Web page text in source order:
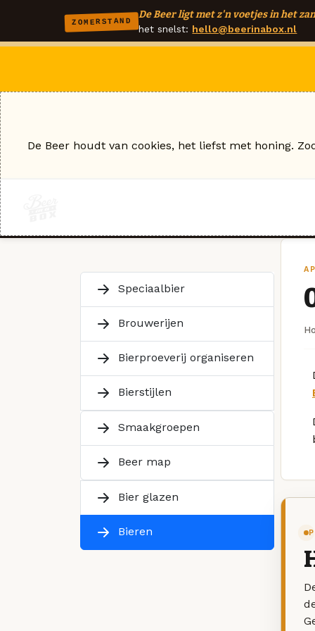
ZOMERSTAND
De Beer ligt met z'n voetjes in het
het snelst: hello@beerinabox.nl
Speciaalbier
Brouwerijen
Bierproeverij organiseren
Bierstijlen
Smaakgroepen
Beer map
Bier glazen
Bieren
De Beer houdt van cookies, het liefst met honing.